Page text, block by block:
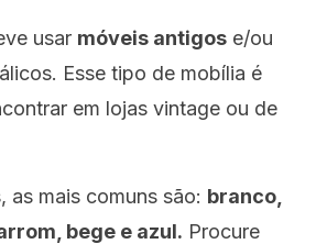
usar móveis antigos e/ou
Esse tipo de mobília é
em lojas vintage ou de
as mais comuns são: branco,
bege e azul. Procure